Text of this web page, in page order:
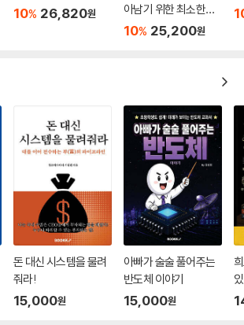
10% 26,820원
아남기 위한 최소한의
경제 공부
10% 25,200원
돈 대신 시스템을 물려
줘라!
15,000원
아빠가 술술 풀어주는
반도체 이야기
15,000원